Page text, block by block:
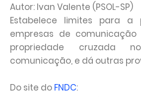
Autor: Ivan Valente (PSOL-SP)
Estabelece limites para a
empresas de
propriedade cruzada
comunicação, e dá outras
Do site do FNDC: